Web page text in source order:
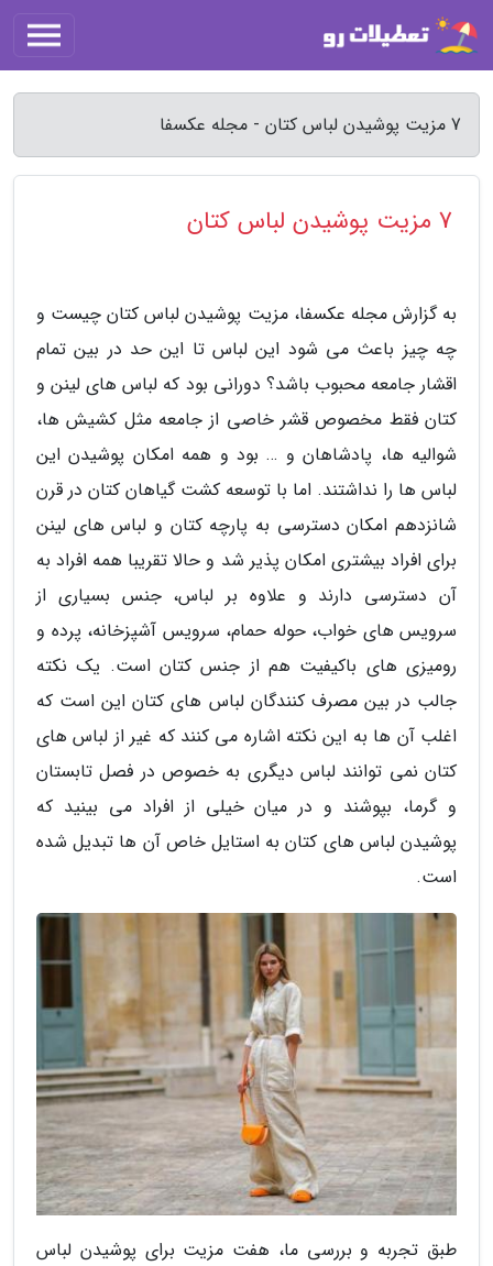
7 مزیت پوشیدن لباس کتان - مجله عکسفا
7 مزیت پوشیدن لباس کتان
به گزارش مجله عکسفا، مزیت پوشیدن لباس کتان چیست و
چه چیز باعث می شود این لباس تا این حد در بین تمام
اقشار جامعه محبوب باشد؟ دورانی بود که لباس های لینن و
کتان فقط مخصوص قشر خاصی از جامعه مثل کشیش ها،
شوالیه ها، پادشاهان و … بود و همه امکان پوشیدن این
لباس ها را نداشتند. اما با توسعه کشت گیاهان کتان در قرن
شانزدهم امکان دسترسی به پارچه کتان و لباس های لینن
برای افراد بیشتری امکان پذیر شد و حالا تقریبا همه افراد به
آن دسترسی دارند و علاوه بر لباس، جنس بسیاری از
سرویس های خواب، حوله حمام، سرویس آشپزخانه، پرده و
رومیزی های باکیفیت هم از جنس کتان است. یک نکته
جالب در بین مصرف کنندگان لباس های کتان این است که
اغلب آن ها به این نکته اشاره می کنند که غیر از لباس های
کتان نمی توانند لباس دیگری به خصوص در فصل تابستان
و گرما، بپوشند و در میان خیلی از افراد می بینید که
پوشیدن لباس های کتان به استایل خاص آن ها تبدیل شده
است.
طبق تجربه و بررسی ما، هفت مزیت برای پوشیدن لباس